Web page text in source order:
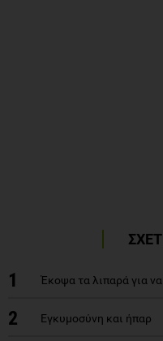
1 Έκοψα τα λιπαρά για
2 Εγκυμοσύνη και ήπαρ